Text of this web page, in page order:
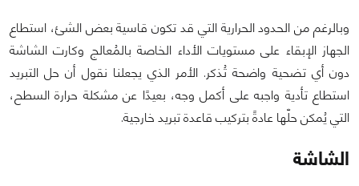
وبالرغم من الحدود الحرارية التي قد تكون قاسية بعض الشئ، استطاع
الجهاز الإبقاء على مستويات الأداء الخاصة بالمُعالج وكارت الشاشة
دون أي تضحية واضحة تُذكر. الأمر الذي يجعلنا نقول أن حل التبريد
استطاع تأدية واجبه على أكمل وجه، بعيدًا عن مشكلة حرارة السطح،
التي يُمكن حلّها عادةً بتركيب قاعدة تبريد خارجية.
الشاشة